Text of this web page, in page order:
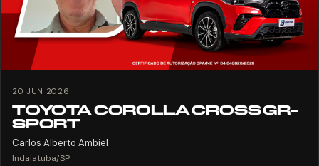
20 JUN 2026
TOYOTA COROLLA CROSS GR-
SPORT
Carlos Alberto Ambiel
Indaiatuba/SP